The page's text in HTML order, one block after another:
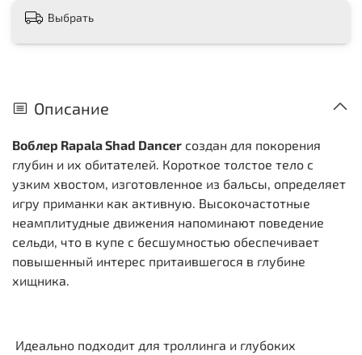
Выбрать
Описание
Воблер Rapala Shad Dancer создан для покорения
глубин и их обитателей. Короткое толстое тело с
узким хвостом, изготовленное из бальсы, определяет
игру приманки как активную. Высокочастотные
неамплитудные движения напоминают поведение
сельди, что в купе с бесшумностью обеспечивает
повышенный интерес притаившегося в глубине
хищника.
Идеально подходит для троллинга и глубоких